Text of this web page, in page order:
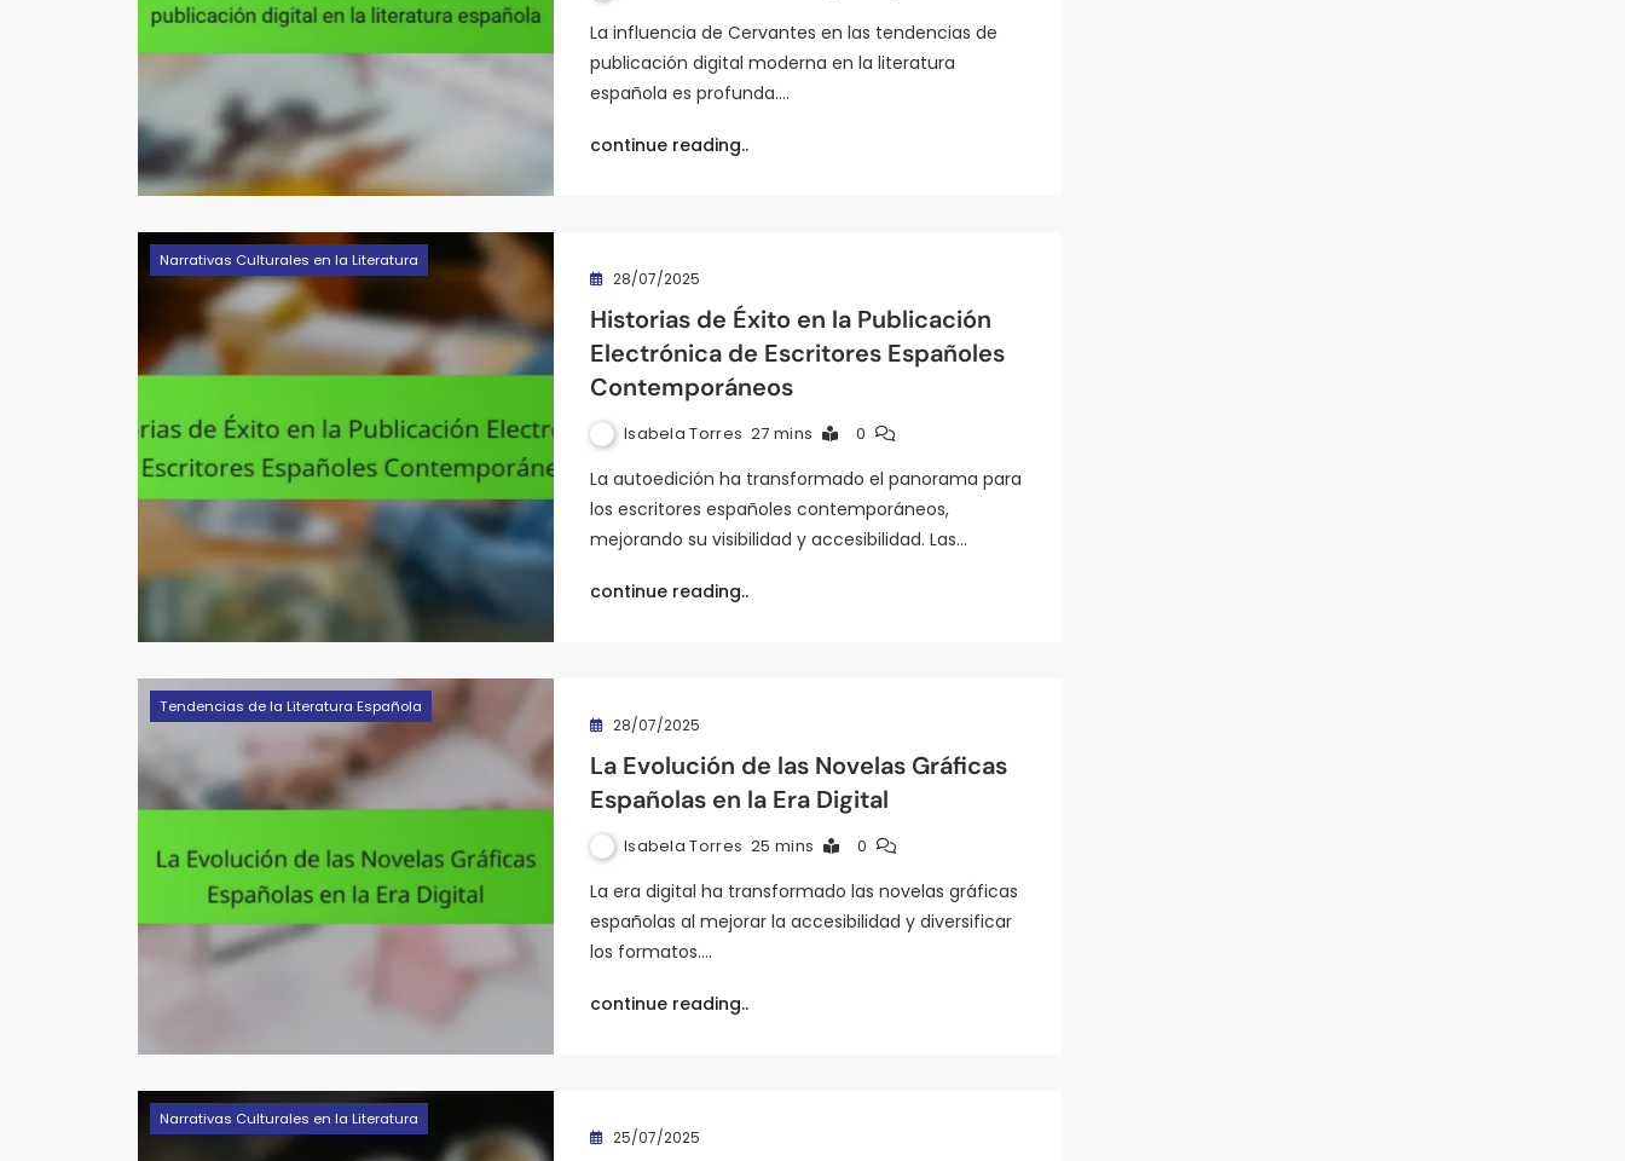
La influencia de Cervantes en las tendencias de
publicación digital moderna en la literatura
española es profunda.…
continue reading..
Narrativas Culturales en la Literatura
28/07/2025
Historias de Éxito en la Publicación
Electrónica de Escritores Españoles
Contemporáneos
Isabela Torres 27 mins 0
La autoedición ha transformado el panorama para
los escritores españoles contemporáneos,
mejorando su visibilidad y accesibilidad. Las…
continue reading..
Tendencias de la Literatura Española
28/07/2025
La Evolución de las Novelas Gráficas
Españolas en la Era Digital
Isabela Torres 25 mins 0
La era digital ha transformado las novelas gráficas
españolas al mejorar la accesibilidad y diversificar
los formatos.…
continue reading..
Narrativas Culturales en la Literatura
25/07/2025